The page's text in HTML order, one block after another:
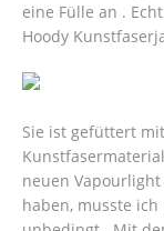
eine Fülle an .
Hoody
Sie ist gefüttert
neuen
haben, musste